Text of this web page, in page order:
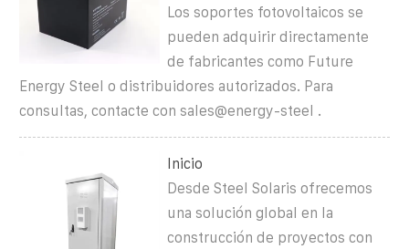
Los soportes fotovoltaicos se
pueden adquirir directamente
de fabricantes como Future
Energy Steel o distribuidores autorizados. Para
consultas, contacte con sales@energy-steel .
Inicio
Desde Steel Solaris ofrecemos
una solución global en la
construcción de proyectos con